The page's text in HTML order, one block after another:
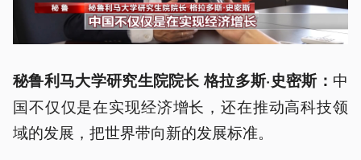
秘鲁利马大学研究生院院长 格拉多斯·史密斯： 中
国不仅仅是在实现经济增长，还在推动高科技领
域的发展，把世界带向新的发展标准。